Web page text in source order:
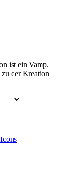
ist ein Vamp.
der Kreation